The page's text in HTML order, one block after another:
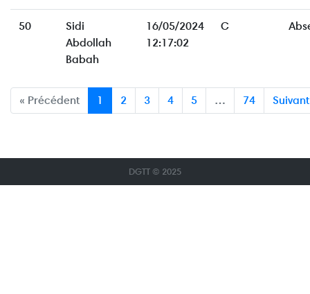
50
Sidi
Abdollah
Babah
16/05/2024
12:17:02
C
« Précédent 1 2 3 4 5 … 74
DGTT © 2025